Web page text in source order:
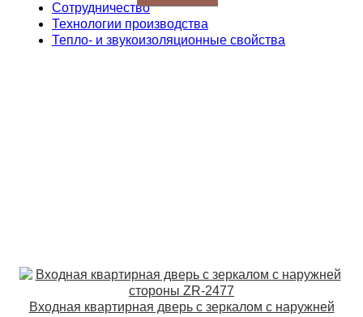
Сотрудничество
Технологии производства
Тепло- и звукоизоляционные свойства
Входная квартирная дверь с зеркалом с наружней